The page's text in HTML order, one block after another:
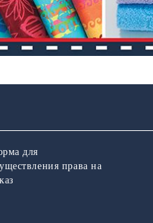
для
права на